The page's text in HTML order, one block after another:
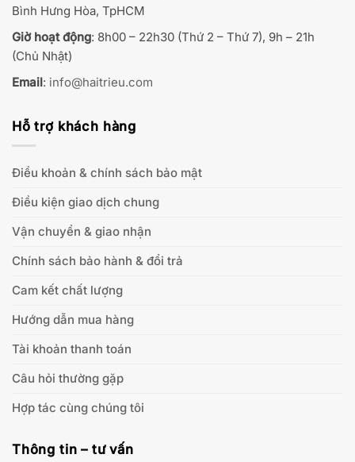
Bình Hưng Hòa, TpHCM
Giờ hoạt động: 8h00 – 22h30 (Thứ 2 – Thứ 7), 9h – 21h
(Chủ Nhật)
Email: info@haitrieu.com
Hỗ trợ khách hàng
Điều khoản & chính sách bảo mật
Điều kiện giao dịch chung
Vận chuyển & giao nhận
Chính sách bảo hành & đổi trả
Cam kết chất lượng
Hướng dẫn mua hàng
Tài khoản thanh toán
Câu hỏi thường gặp
Hợp tác cùng chúng tôi
Thông tin – tư vấn